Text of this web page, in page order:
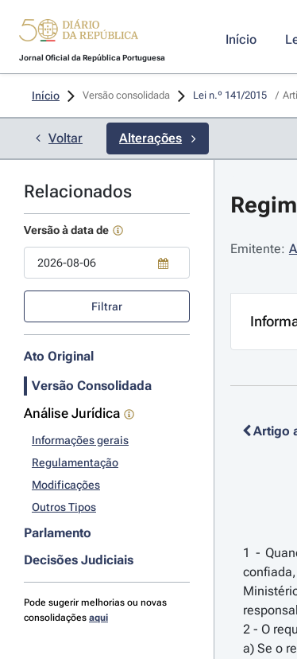
Jornal Oficial da República Portuguesa
Início
Início Versão consolidada Lei n.º 141/2015 /
Voltar Alterações
Relacionados
Versão à data de
Filtrar
Ato Original
Versão Consolidada
Análise Jurídica
Informações gerais
Regulamentação
Modificações
Outros Tipos
Parlamento
Decisões Judiciais
Pode sugerir melhorias ou novas
consolidações aqui
Emitente:
Artigo
1 -
2 - O
a) Se o